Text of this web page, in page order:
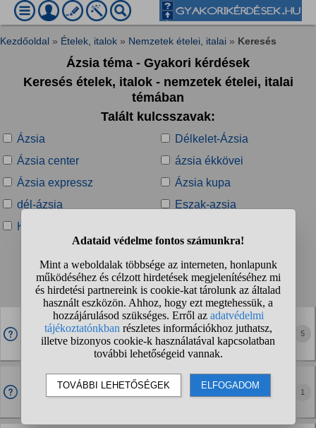
Kezdőoldal » Ételek, italok » Nemzetek ételei, italai » Keresés
Ázsia téma - Gyakori kérdések
Keresés ételek, italok - nemzetek ételei, italai
témában
Talált kulcsszavak:
Ázsia
Délkelet-Ázsia
Ázsia center
ázsia ékkövei
Ázsia expressz
Ázsia kupa
dél-ázsia
Eszak-azsia
Kelet-Ázsia
Talált kérdések:
1 2 3 ❯
Milyen ételeket kóstoltatok, külföldi utazás repülés,
után?
Milyen ételektől, undorodtatok külföldön?
5
Budapesten jó kínai éttermek?
1